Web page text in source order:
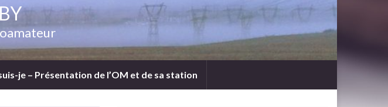
je – Présentation de l’OM et de sa station